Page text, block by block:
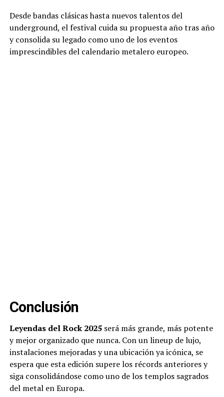
Desde bandas clásicas hasta nuevos talentos del
underground, el festival cuida su propuesta año tras año
y consolida su legado como uno de los eventos
imprescindibles del calendario metalero europeo.
Conclusión
Leyendas del Rock 2025será más grande, más potente
y mejor organizado que nunca. Con un lineup de lujo,
instalaciones mejoradas y una ubicación ya icónica, se
espera que esta edición supere los récords anteriores y
siga consolidándose como uno de los templos sagrados
del metal en Europa.